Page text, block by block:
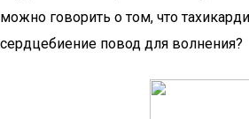
можно говорить о том, что
сердцебиение повод для волнения?